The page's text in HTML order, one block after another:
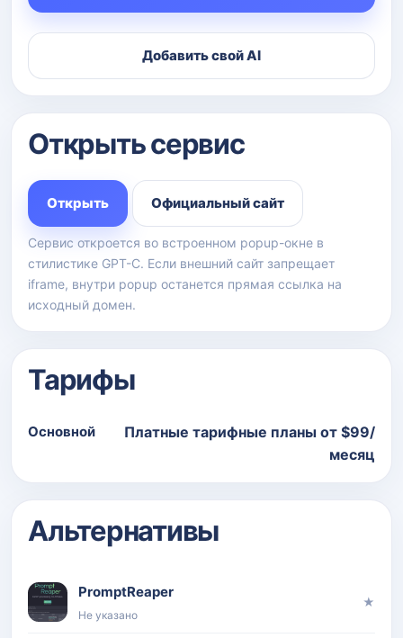
Добавить свой AI
Открыть сервис
Открыть Официальный сайт
Сервис откроется во встроенном popup-окне в
стилистике GPT-C. Если внешний сайт запрещает
iframe, внутри popup останется прямая ссылка на
исходный домен.
Тарифы
Основной
Платные тарифные планы от $99/
месяц
Альтернативы
PromptReaper
Не указано
★